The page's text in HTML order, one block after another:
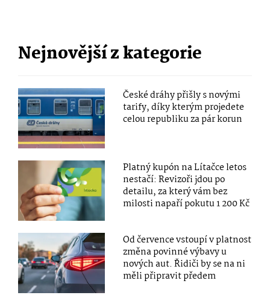
Nejnovější z kategorie
České dráhy přišly s novými
tarify, díky kterým projedete
celou republiku za pár korun
Platný kupón na Lítačce letos
nestačí: Revizoři jdou po
detailu, za který vám bez
milosti napaří pokutu 1 200 Kč
Od července vstoupí v platnost
změna povinné výbavy u
nových aut. Řidiči by se na ni
měli připravit předem